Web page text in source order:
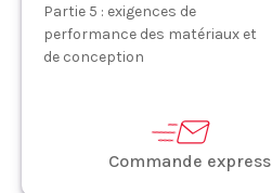
Partie 5 : exigences de
performance des matériaux et
de conception
Commande express